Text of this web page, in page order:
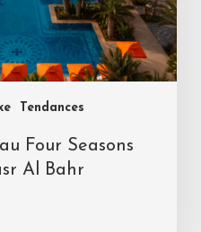
Tendances
Four Seasons
Al Bahr